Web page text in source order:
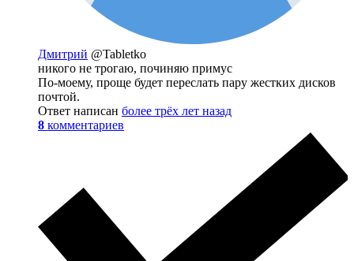
Дмитрий @Tabletko
никого не трогаю, починяю примус
По-моему, проще будет переслать пару жестких дисков
почтой.
Ответ написан более трёх лет назад
8 комментариев